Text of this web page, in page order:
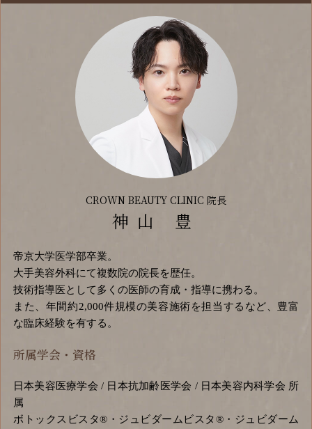
CROWN BEAUTY CLINIC 院長
神山 豊
帝京大学医学部卒業。
大手美容外科にて複数院の院長を歴任。
技術指導医として多くの医師の育成・指導に携わる。
また、年間約2,000件規模の美容施術を担当するなど、豊富
な臨床経験を有する。
所属学会・資格
日本美容医療学会 / 日本抗加齢医学会 / 日本美容内科学会 所
属
ボトックスビスタ®・ジュビダームビスタ®・ジュビダーム